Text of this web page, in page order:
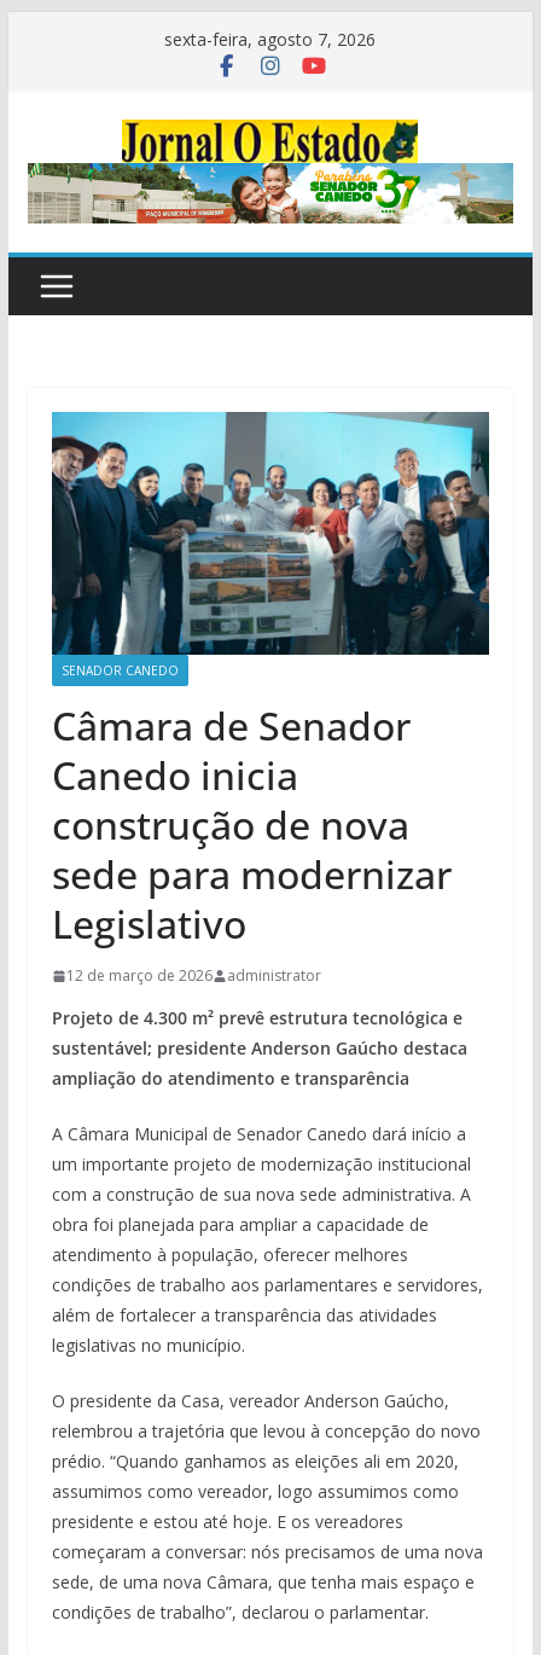
sexta-feira, agosto 7, 2026
SENADOR CANEDO
Câmara de Senador
Canedo inicia
construção de nova
sede para modernizar
Legislativo
12 de março de 2026 administrator
Projeto de 4.300 m² prevê estrutura tecnológica e
sustentável; presidente Anderson Gaúcho destaca
ampliação do atendimento e transparência
A Câmara Municipal de Senador Canedo dará início a
um importante projeto de modernização institucional
com a construção de sua nova sede administrativa. A
obra foi planejada para ampliar a capacidade de
atendimento à população, oferecer melhores
condições de trabalho aos parlamentares e servidores,
além de fortalecer a transparência das atividades
legislativas no município.
O presidente da Casa, vereador Anderson Gaúcho,
relembrou a trajetória que levou à concepção do novo
prédio. “Quando ganhamos as eleições ali em 2020,
assumimos como vereador, logo assumimos como
presidente e estou até hoje. E os vereadores
começaram a conversar: nós precisamos de uma nova
sede, de uma nova Câmara, que tenha mais espaço e
condições de trabalho”, declarou o parlamentar.